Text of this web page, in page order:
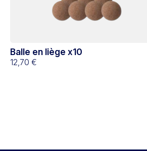
Balle en liège x10
12,70 €